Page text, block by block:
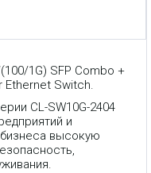
1G) SFP Combo +
Ethernet Switch.
CL-SW10G-2404
и
высокую